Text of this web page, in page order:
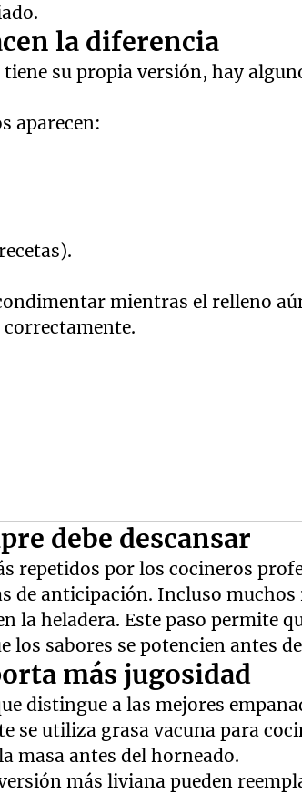
la diferencia
su propia versión, hay
aparecen:
mientras el relleno
debe descansar
repetidos por los cocineros
de anticipación. Incluso
la heladera. Este paso permite
los sabores se potencien antes
más jugosidad
distingue a las mejores
se utiliza grasa vacuna para
masa antes del horneado.
más liviana pueden